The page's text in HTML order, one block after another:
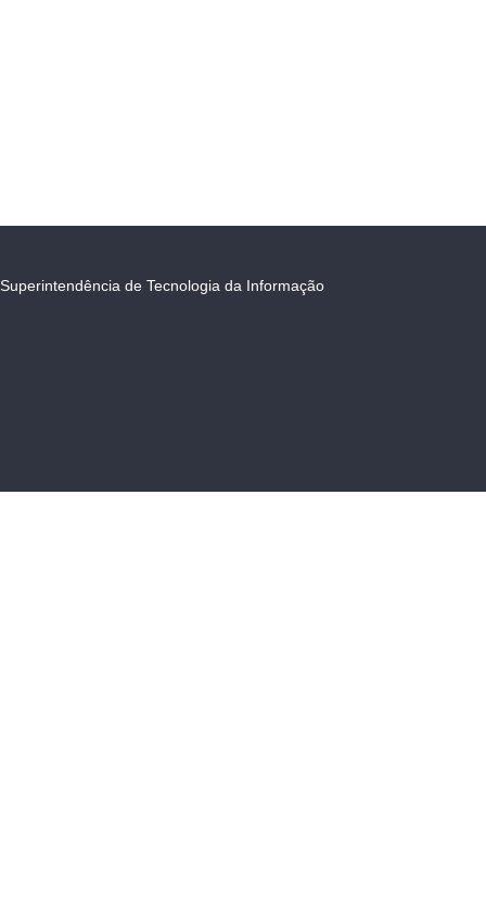
Superintendência de Tecnologia da Informação